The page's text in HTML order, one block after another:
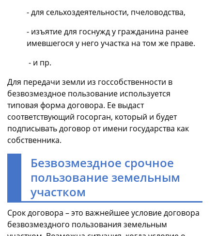
- для сельхоздеятельности, пчеловодства,
- изъятие для госнужд у гражданина ранее
имевшегося у него участка на том же праве.
- и пр.
Для передачи земли из госсобственности в
безвозмездное пользование используется
типовая форма договора. Ее выдаст
соответствующий госорган, который и будет
подписывать договор от имени государства как
собственника.
Безвозмездное срочное
пользование земельным
участком
Срок договора – это важнейшее условие договора
безвозмездного пользования земельным